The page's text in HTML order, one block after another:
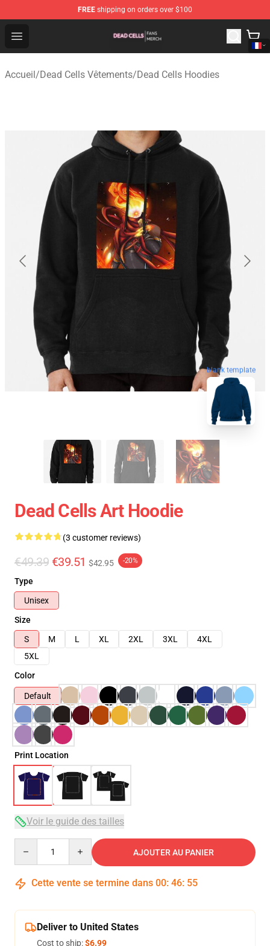
FREE shipping on orders over $100
Open menu
Dead Cells Shop - Official Dead Cells Merchandise Store
Accueil/Dead Cells Vêtements/Dead Cells Hoodies
blank template
Dead Cells Art Hoodie
(3 customer reviews)
€49.39 €39.51 $42.95 -20%
Type
Unisex
Size
S
M L XL 2XL 3XL
4XL
5XL
Color
Default
Print Location
Voir le guide des tailles
AJOUTER AU PANIER
Cette vente se termine dans 00: 46: 54
Deliver to United States
Cost to ship:$6.99